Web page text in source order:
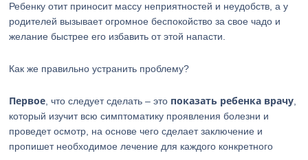
Ребенку отит приносит массу неприятностей и неудобств, а у
родителей вызывает огромное беспокойство за свое чадо и
желание быстрее его избавить от этой напасти.
Как же правильно устранить проблему?
Первое , что следует сделать – это показать ребенка врачу
который изучит всю симптоматику проявления болезни и
проведет осмотр, на основе чего сделает заключение и
пропишет необходимое лечение для каждого конкретного